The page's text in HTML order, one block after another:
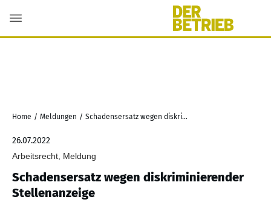
Home / Meldungen / Schadensersatz wegen diskriminierender Stellenanzeige
26.07.2022
Arbeitsrecht, Meldung
Schadensersatz wegen diskriminierender
Stellenanzeige